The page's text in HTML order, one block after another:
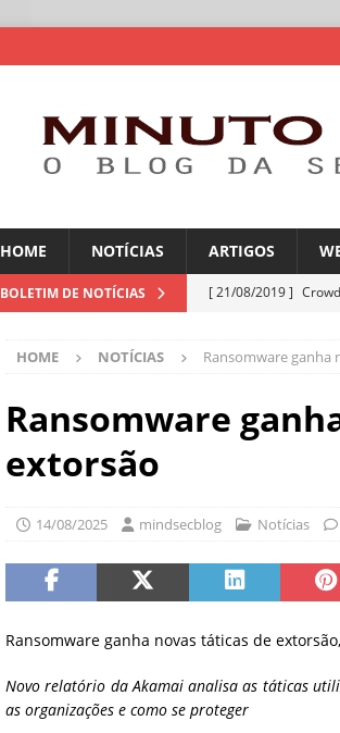
HOME NOTÍCIAS ARTIGOS
BOLETIM DE NOTÍCIAS [ 21/08/2019 ]
[ 06/08/2026 ]
[ 06/08/2026 ]
[ 06/08/2026 ]
[ 06/08/2026 ]
HOME NOTÍCIAS Ransomware ganha
Ransomware
extorsão
14/08/2025 mindsecblog Notícias
Ransomware ganha novas táticas de
Novo relatório da Akamai analisa as táticas
as organizações e como se proteger